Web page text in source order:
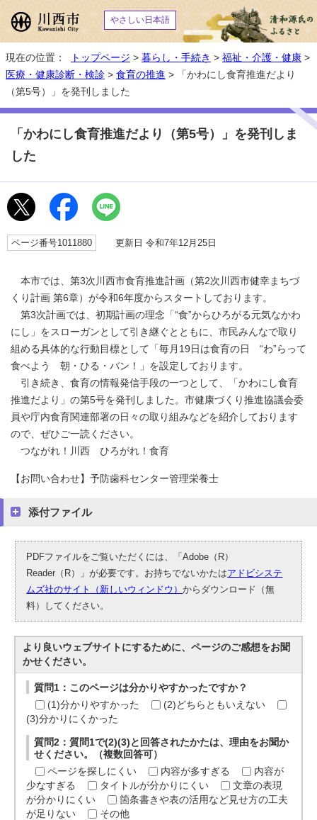
やさしい日本語
現在の位置： トップページ > 暮らし・手続き > 福祉・介護・健康 >
医療・健康診断・検診 > 食育の推進 > 「かわにし食育推進だより
（第5号）」を発刊しました
「かわにし食育推進だより（第5号）」を発刊しま
した
ページ番号1011880 更新日 令和7年12月25日
本市では、第3次川西市食育推進計画（第2次川西市健幸まちづ
くり計画 第6章）が令和6年度からスタートしております。
第3次計画では、初期計画の理念「“食”からひろがる元気なかわ
にし」をスローガンとして引き継ぐとともに、市民みんなで取り
組める具体的な行動目標として「毎月19日は食育の日 “わ”らって
食べよう 朝・ひる・バン！」を設定しております。
引き続き、食育の情報発信手段の一つとして、「かわにし食育
推進だより」の第5号を発刊しました。市健康づくり推進協議会委
員や庁内食育関連部署の日々の取り組みなどを紹介しております
ので、ぜひご一読ください。
つながれ！川西 ひろがれ！食育
【お問い合わせ】予防歯科センター管理栄養士
添付ファイル
PDFファイルをご覧いただくには、「Adobe（R）
Reader（R）」が必要です。お持ちでないかたはアドビシステ
ムズ社のサイト（新しいウィンドウ）からダウンロード（無
料）してください。
より良いウェブサイトにするために、ページのご感想をお聞
かせください。
質問1：このページは分かりやすかったですか？
(1)分かりやすかった
(2)どちらともいえない
(3)分かりにくかった
質問2：質問1で(2)(3)と回答されたかたは、理由をお聞か
せください。（複数回答可）
ページを探しにくい
内容が多すぎる
内容が
少なすぎる
タイトルが分かりにくい
文章の表現
が分かりにくい
箇条書きや表の活用など見せ方の工夫
が足りない
その他